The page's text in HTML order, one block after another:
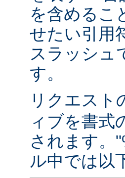
を含めるこ
せたい引用
スラッシュ
す。
リクエスト
ィブを書式
されます。
ル中では以